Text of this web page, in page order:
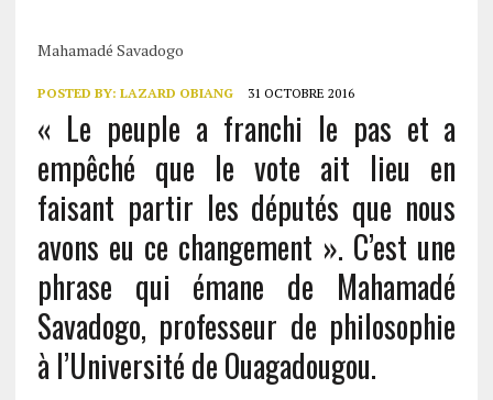
Mahamadé Savadogo
POSTED BY: LAZARD OBIANG 31 OCTOBRE 2016
« Le peuple a franchi le pas et a
empêché que le vote ait lieu en
faisant partir les députés que nous
avons eu ce changement ». C’est une
phrase qui émane de Mahamadé
Savadogo, professeur de philosophie
à l’Université de Ouagadougou.